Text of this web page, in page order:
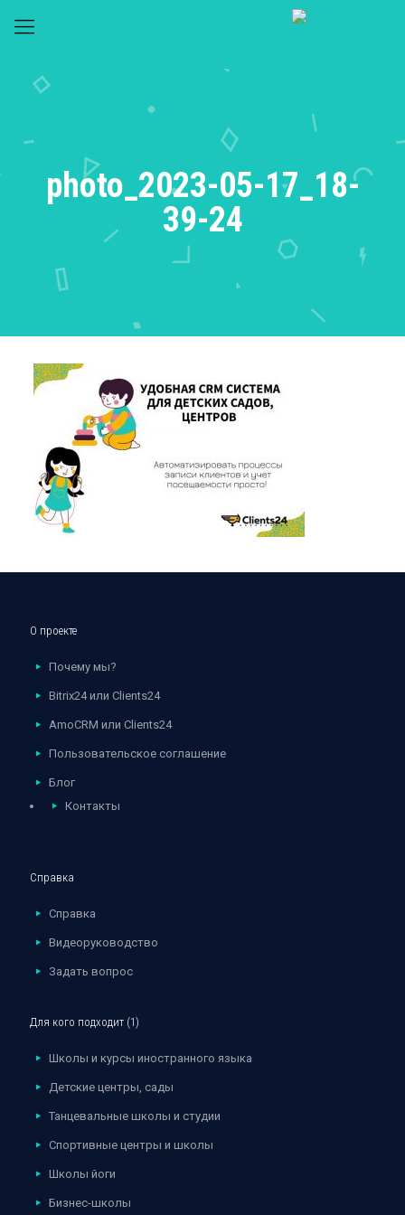
photo_2023-05-17_18-
39-24
О проекте
Почему мы?
Bitrix24 или Clients24
AmoCRM или Clients24
Пользовательское соглашение
Блог
Контакты
Справка
Справка
Видеоруководство
Задать вопрос
Для кого подходит (1)
Школы и курсы иностранного языка
Детские центры, сады
Танцевальные школы и студии
Спортивные центры и школы
Школы йоги
Бизнес-школы